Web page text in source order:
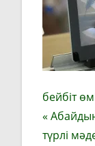
бейбіт
«
түрлі